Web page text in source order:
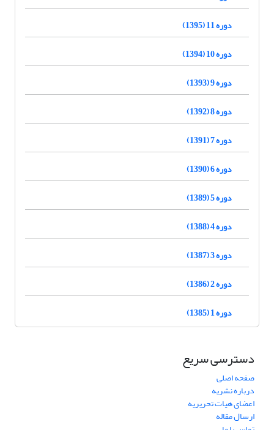
دوره 11 (1395)
دوره 10 (1394)
دوره 9 (1393)
دوره 8 (1392)
دوره 7 (1391)
دوره 6 (1390)
دوره 5 (1389)
دوره 4 (1388)
دوره 3 (1387)
دوره 2 (1386)
دوره 1 (1385)
دسترسی سریع
صفحه اصلی
درباره نشریه
اعضای هیات تحریریه
ارسال مقاله